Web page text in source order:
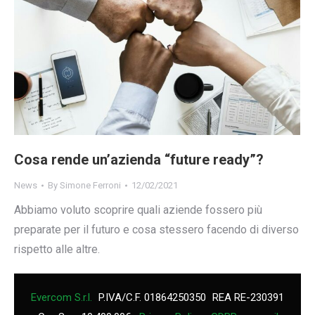
Cosa rende un’azienda “future ready”?
News By Simone Ferroni 12/02/2021
Abbiamo voluto scoprire quali aziende fossero più
preparate per il futuro e cosa stessero facendo di diverso
rispetto alle altre.
Evercom S.r.l. P.IVA/C.F. 01864250350 REA RE-230391